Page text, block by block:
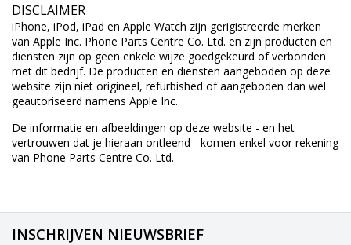
DISCLAIMER
iPhone, iPod, iPad en Apple Watch zijn gerigistreerde merken
van Apple Inc. Phone Parts Centre Co. Ltd. en zijn producten en
diensten zijn op geen enkele wijze goedgekeurd of verbonden
met dit bedrijf. De producten en diensten aangeboden op deze
website zijn niet origineel, refurbished of aangeboden dan wel
geautoriseerd namens Apple Inc.
De informatie en afbeeldingen op deze website - en het
vertrouwen dat je hieraan ontleend - komen enkel voor rekening
van Phone Parts Centre Co. Ltd.
INSCHRIJVEN NIEUWSBRIEF